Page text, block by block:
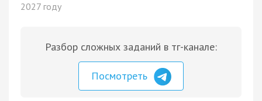
2027 году
Разбор сложных заданий в тг-канале:
Посмотреть